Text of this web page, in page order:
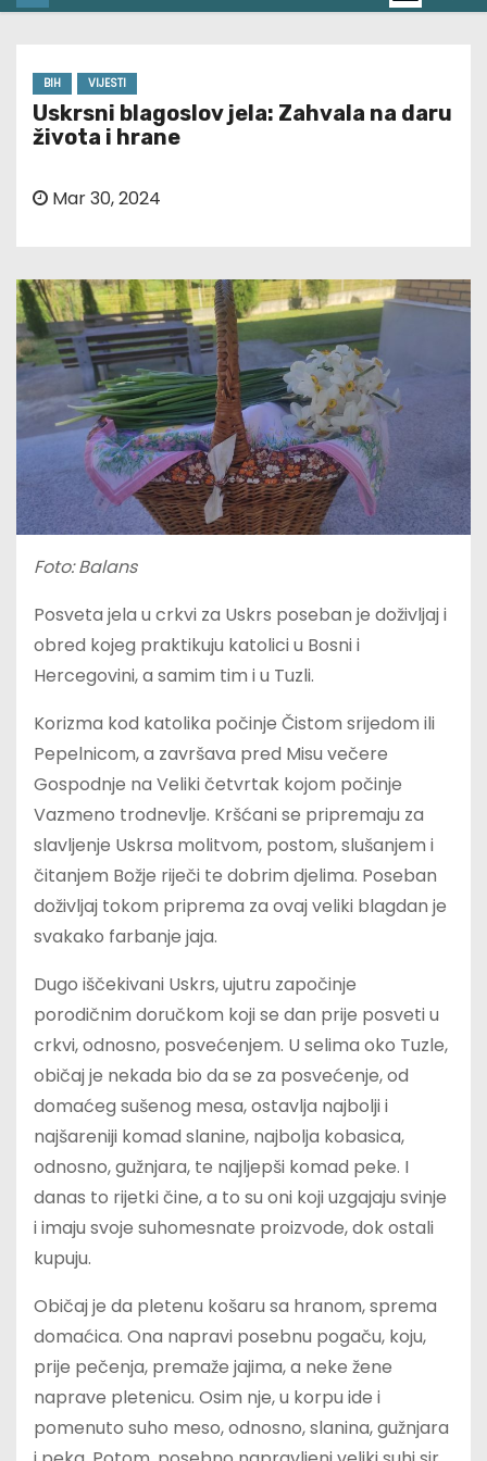
BIH VIJESTI
Uskrsni blagoslov jela: Zahvala na daru
života i hrane
Mar 30, 2024
Foto: Balans
Posveta jela u crkvi za Uskrs poseban je doživljaj i
obred kojeg praktikuju katolici u Bosni i
Hercegovini, a samim tim i u Tuzli.
Korizma kod katolika počinje Čistom srijedom ili
Pepelnicom, a završava pred Misu večere
Gospodnje na Veliki četvrtak kojom počinje
Vazmeno trodnevlje. Kršćani se pripremaju za
slavljenje Uskrsa molitvom, postom, slušanjem i
čitanjem Božje riječi te dobrim djelima. Poseban
doživljaj tokom priprema za ovaj veliki blagdan je
svakako farbanje jaja.
Dugo iščekivani Uskrs, ujutru započinje
porodičnim doručkom koji se dan prije posveti u
crkvi, odnosno, posvećenjem. U selima oko Tuzle,
običaj je nekada bio da se za posvećenje, od
domaćeg sušenog mesa, ostavlja najbolji i
najšareniji komad slanine, najbolja kobasica,
odnosno, gužnjara, te najljepši komad peke. I
danas to rijetki čine, a to su oni koji uzgajaju svinje
i imaju svoje suhomesnate proizvode, dok ostali
kupuju.
Običaj je da pletenu košaru sa hranom, sprema
domaćica. Ona napravi posebnu pogaču, koju,
prije pečenja, premaže jajima, a neke žene
naprave pletenicu. Osim nje, u korpu ide i
pomenuto suho meso, odnosno, slanina, gužnjara